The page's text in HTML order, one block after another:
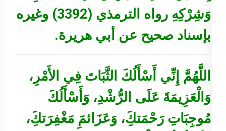
وَشِرْكِهِ
رواه الترمذي (3392) وغيره
بإسناد صحيح عن أبي هريرة.
اللَّهُمَّ إِنِّي أَسْأَلُكَ الثَّبَاتَ فِي الأَمْرِ،
وَالْعَزِيمَةَ عَلَى الرُّشْدِ، وَأَسْأَلُكَ
مُوجِبَاتِ رَحْمَتكَِ، وَعَزَائمَِ مَغْفِرَتكَِ،